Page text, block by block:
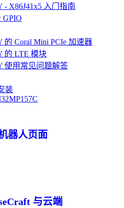
- X86J41x5 入门指南
GPIO
的 Coral Mini PCIe 加速器
的 LTE 模块
使用常见问题解答
装
器人页面
与云端